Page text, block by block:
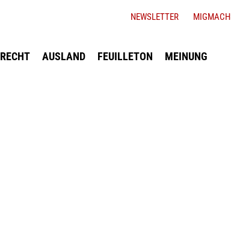
RECHT AUSLAND FEUILLETON MEINUNG
NEWSLETTER